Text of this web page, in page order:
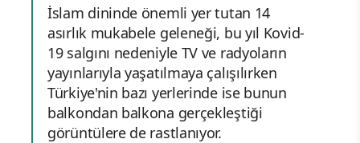
İslam dininde önemli yer tutan 14
asırlık mukabele geleneği, bu yıl Kovid-
19 salgını nedeniyle TV ve radyoların
yayınlarıyla yaşatılmaya çalışılırken
Türkiye'nin bazı yerlerinde ise bunun
balkondan balkona gerçekleştiği
görüntülere de rastlanıyor.